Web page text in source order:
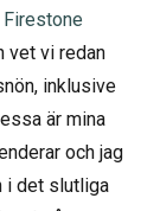
Firestone
vet vi redan
inklusive
är mina
och jag
i det slutliga